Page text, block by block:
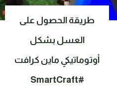
طريقة الحصول على
العسل بشكل
أوتوماتيكي ماين كرافت
#SmartCraft